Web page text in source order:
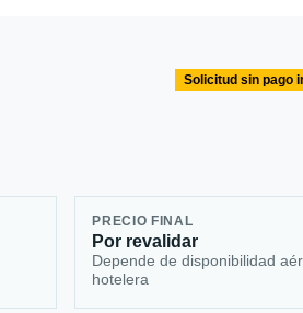
Solicitud sin pago
PRECIO FINAL
Por revalidar
Depende de disponibilidad
hotelera